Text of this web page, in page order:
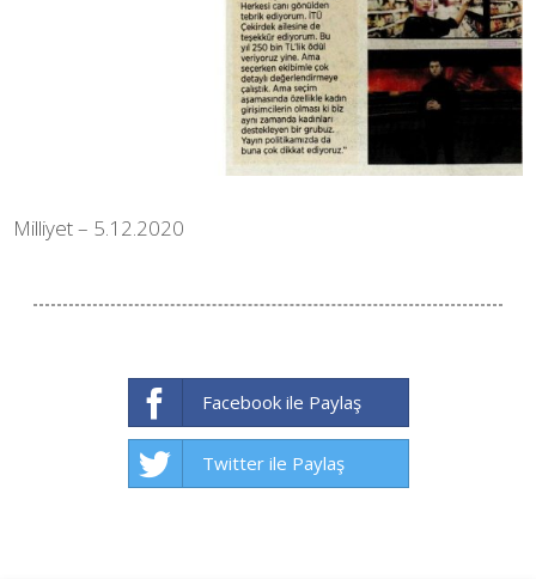
Milliyet – 5.12.2020
Facebook ile Paylaş
Twitter ile Paylaş